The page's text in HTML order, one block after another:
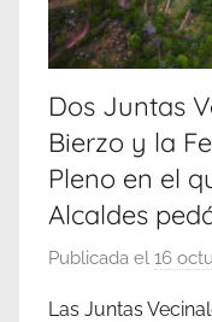
Dos Juntas
Bierzo y la
Pleno en el
Alcaldes
Publicada el 16
Las Juntas